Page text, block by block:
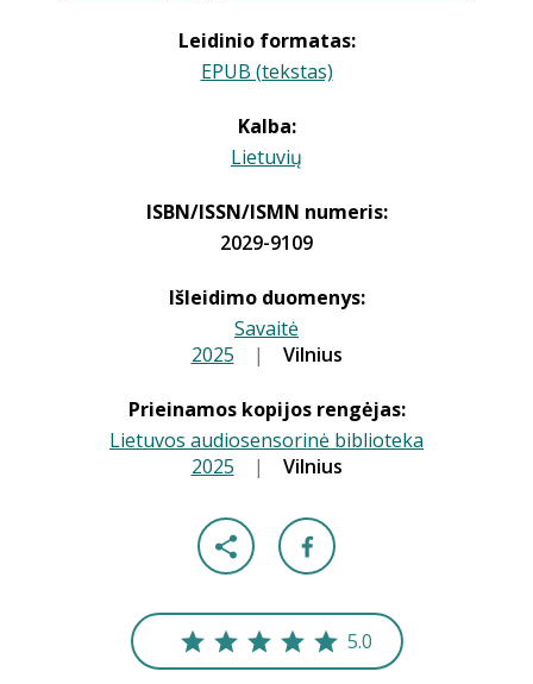
Leidinio formatas:
EPUB (tekstas)
Kalba:
Lietuvių
ISBN/ISSN/ISMN numeris:
2029-9109
Išleidimo duomenys:
Savaitė
2025 | Vilnius
Prieinamos kopijos rengėjas:
Lietuvos audiosensorinė biblioteka
2025 | Vilnius
5.0